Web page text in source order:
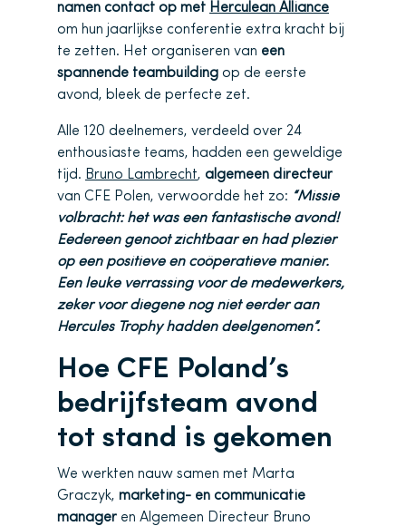
namen contact op met Herculean Alliance
om hun jaarlijkse conferentie extra kracht bij
te zetten. Het organiseren van een
spannende teambuilding op de eerste
avond, bleek de perfecte zet.
Alle 120 deelnemers, verdeeld over 24
enthousiaste teams, hadden een geweldige
tijd. Bruno Lambrecht, algemeen directeur
van CFE Polen, verwoordde het zo: “Missie
volbracht: het was een fantastische avond!
Eedereen genoot zichtbaar en had plezier
op een positieve en coöperatieve manier.
Een leuke verrassing voor de medewerkers,
zeker voor diegene nog niet eerder aan
Hercules Trophy hadden deelgenomen”.
Hoe CFE Poland’s
bedrijfsteam avond
tot stand is gekomen
We werkten nauw samen met Marta
Graczyk, marketing- en communicatie
manager en Algemeen Directeur Bruno